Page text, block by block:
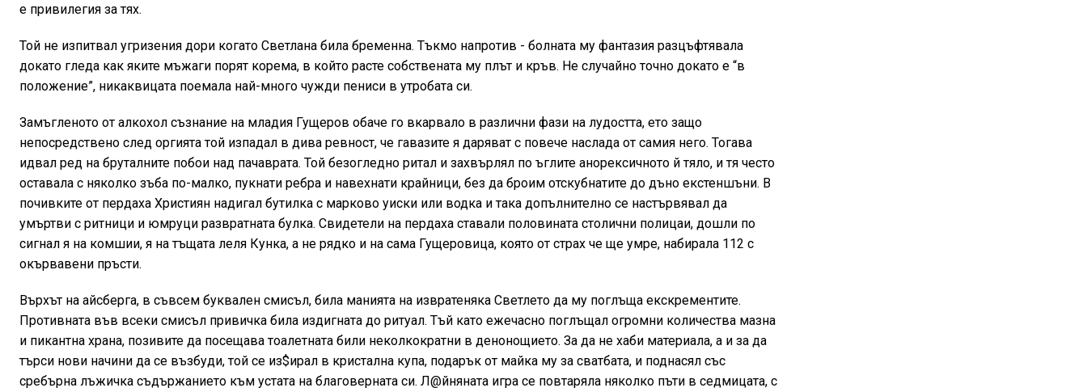
е привилегия за тях.
Той не изпитвал угризения дори когато Светлана била бременна. Тъкмо напротив - болната му фантазия разцъфтявала
докато гледа как яките мъжаги порят корема, в който расте собствената му плът и кръв. Не случайно точно докато е “в
положение”, никаквицата поемала най-много чужди пениси в утробата си.
Замъгленото от алкохол съзнание на младия Гущеров обаче го вкарвало в различни фази на лудостта, ето защо
непосредствено след оргията той изпадал в дива ревност, че гавазите я даряват с повече наслада от самия него. Тогава
идвал ред на бруталните побои над пачаврата. Той безогледно ритал и захвърлял по ъглите анорексичното й тяло, и тя често
оставала с няколко зъба по-малко, пукнати ребра и навехнати крайници, без да броим отскубнатите до дъно екстеншъни. В
почивките от пердаха Християн надигал бутилка с марково уиски или водка и така допълнително се настървявал да
умъртви с ритници и юмруци развратната булка. Свидетели на пердаха ставали половината столични полицаи, дошли по
сигнал я на комшии, я на тъщата леля Кунка, а не рядко и на сама Гущеровица, която от страх че ще умре, набирала 112 с
окървавени пръсти.
Върхът на айсберга, в съвсем буквален смисъл, била манията на извратеняка Светлето да му поглъща екскрементите.
Противната във всеки смисъл привичка била издигната до ритуал. Тъй като ежечасно поглъщал огромни количества мазна
и пикантна храна, позивите да посещава тоалетната били неколкократни в денонощието. За да не хаби материала, а и за да
търси нови начини да се възбуди, той се из$ирал в кристална купа, подарък от майка му за сватбата, и поднасял със
сребърна лъжичка съдържанието към устата на благоверната си. Л@йняната игра се повтаряла няколко пъти в седмицата, с